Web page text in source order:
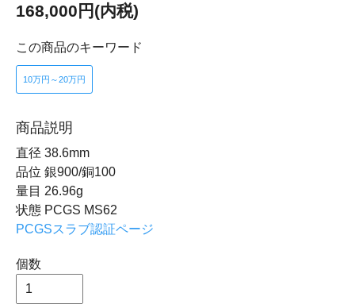
168,000円(内税)
この商品のキーワード
10万円～20万円
商品説明
直径 38.6mm
品位 銀900/銅100
量目 26.96g
状態 PCGS MS62
PCGSスラブ認証ページ
個数